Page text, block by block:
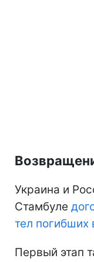
Украина и
Стамбуле
тел
Первый этап